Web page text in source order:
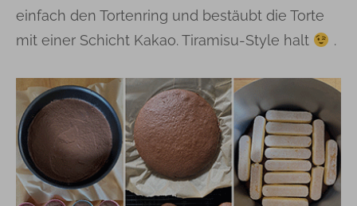
einfach den Tortenring und bestäubt die Torte
mit einer Schicht Kakao. Tiramisu-Style halt
.